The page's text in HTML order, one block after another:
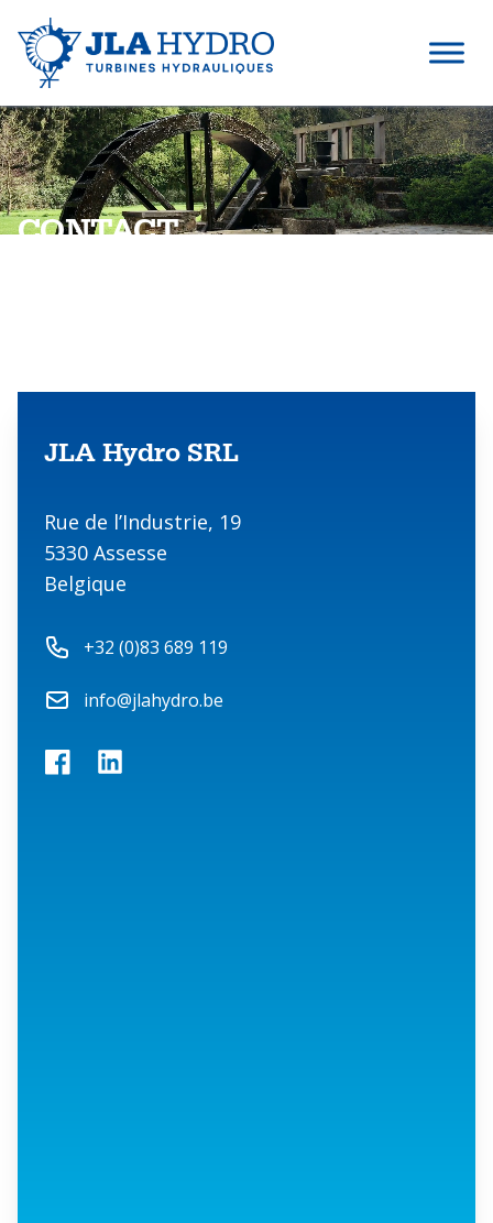
CONTACT
JLA Hydro SRL
Rue de l’Industrie, 19
5330 Assesse
Belgique
Phone number
+32 (0)83 689 119
Emailinfo@jlahydro.be
FacebookLinkedIn